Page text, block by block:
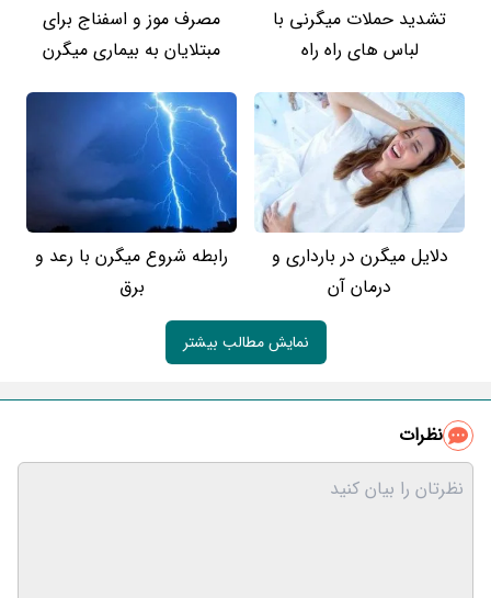
تشدید حملات میگرنی با
لباس های راه راه
مصرف موز و اسفناج برای
مبتلایان به بیماری میگرن
دلایل میگرن در بارداری و
درمان آن
رابطه شروع میگرن با رعد و
برق
نمایش مطالب بیشتر
نظرات